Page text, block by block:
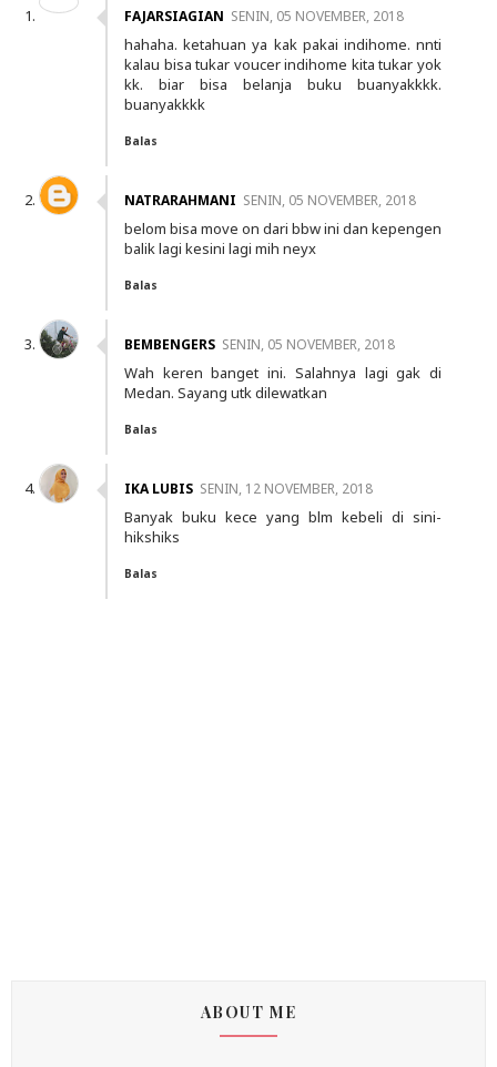
FAJARSIAGIAN SENIN, 05 NOVEMBER, 2018
hahaha. ketahuan ya kak pakai indihome. nnti
kalau bisa tukar voucer indihome kita tukar yok
kk. biar bisa belanja buku buanyakkkk.
buanyakkkk
Balas
NATRARAHMANI SENIN, 05 NOVEMBER, 2018
belom bisa move on dari bbw ini dan kepengen
balik lagi kesini lagi mih neyx
Balas
BEMBENGERS SENIN, 05 NOVEMBER, 2018
Wah keren banget ini. Salahnya lagi gak di
Medan. Sayang utk dilewatkan
Balas
IKA LUBIS SENIN, 12 NOVEMBER, 2018
Banyak buku kece yang blm kebeli di sini-
hikshiks
Balas
ABOUT ME